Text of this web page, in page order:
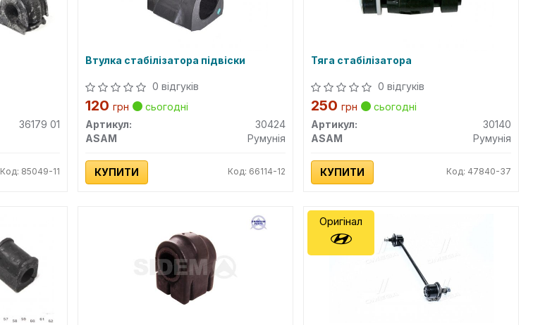
36179 01
Код: 85049-11
Втулка стабілізатора підвіски
0 відгуків
120грн
сьогодні
Артикул:
30424
ASAM
Румунія
КУПИТИ Код: 66114-12
Тяга стабілізатора
0 відгуків
250грн
сьогодні
Артикул:
30140
ASAM
Румунія
КУПИТИ Код: 47840-37
Оригінал